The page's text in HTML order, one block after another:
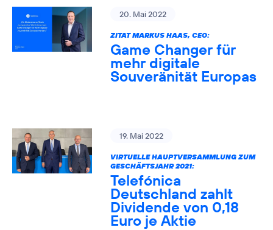
20. Mai 2022
ZITAT MARKUS HAAS, CEO:
Game Changer für
mehr digitale
Souveränität Europas
19. Mai 2022
VIRTUELLE HAUPTVERSAMMLUNG ZUM
GESCHÄFTSJAHR 2021:
Telefónica
Deutschland zahlt
Dividende von 0,18
Euro je Aktie